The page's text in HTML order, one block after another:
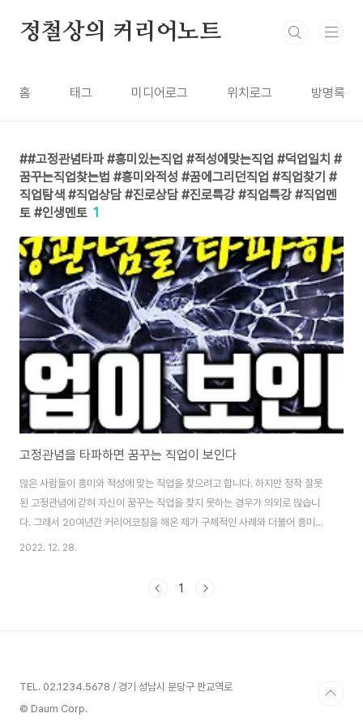
정철상의 커리어노트
홈 태그 미디어로그 위치로그 방명록
#고정관념타파 #흥미있는직업 #적성에맞는직업 #덕업일치 #
꿈꾸는직업찾는법 #흥미와적성 #꿈에그리던직업 #직업찾기 #
직업탐색 #직업상담 #진로상담 #진로특강 #직업특강 #직업멘
토 #인생멘토 1
고정관념을 타파하면 꿈꾸는 직업이 보인다
많은 사람들이 흥미와 적성에 맞는 직업을 찾으려고 합니다. 하지만 정작 잘못
된 고정관념에 갇혀 자신이 꿈꾸는 직업을 찾지 못하는 경우가 의외로 많습니
다. 그래서 20여년간 커리어코칭을 해온 제가 구체적인 사례와 더불어 흥미와
적성을 찾기 위해 격파해야 할 5가지 고정관념을 정리해봤습니다. 만일 꿈꾸는
위해 격파해야 할 5가지 고정관념 유튜브로 보기: https://youtu.be/Qkp-
2022. 12. 28.
1
TEL. 02.1234.5678 / 경기 성남시 분당구 판교역로
© Daum Corp.